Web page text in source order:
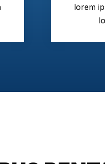
lorem